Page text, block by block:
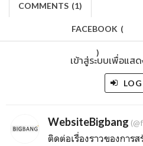
COMMENTS (1)
FACEBOOK (
)
เข้าสู่ระบบเพื่อแส
WebsiteBigbang
ติดต่อเรื่องราวของการ